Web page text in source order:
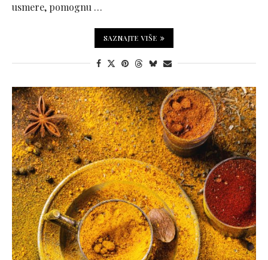
usmere, pomognu …
SAZNAJTE VIŠE